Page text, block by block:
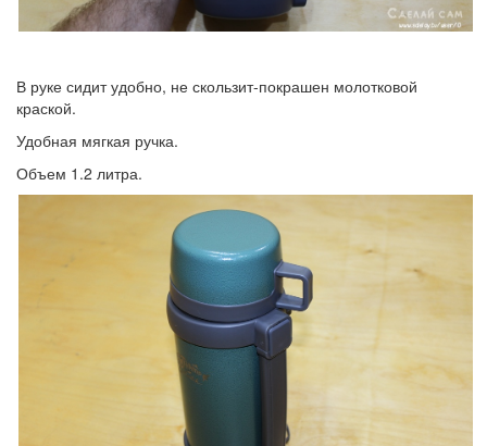
В руке сидит удобно, не скользит-покрашен молотковой
краской.
Удобная мягкая ручка.
Объем 1.2 литра.